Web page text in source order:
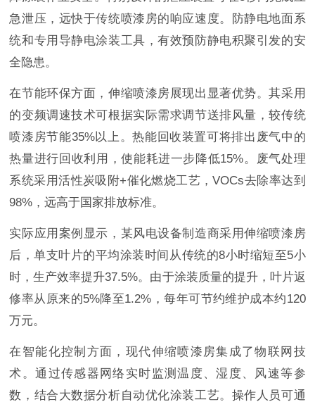
急泄压，远快于传统喷漆房的响应速度。防静电地面系
统和专用导静电涂装工具，有效预防静电积聚引发的安
全隐患。
在节能环保方面，伸缩喷漆房展现出显著优势。其采用
的变频调速技术可根据实际需求调节送排风量，较传统
喷漆房节能35%以上。热能回收装置可将排出废气中的
热量进行回收利用，使能耗进一步降低15%。废气处理
系统采用活性炭吸附+催化燃烧工艺，VOCs去除率达到
98%，远高于国家排放标准。
实际应用案例显示，某风电设备制造商采用伸缩喷漆房
后，单支叶片的平均涂装时间从传统的8小时缩短至5小
时，生产效率提升37.5%。由于涂装质量的提升，叶片返
修率从原来的5%降至1.2%，每年可节约维护成本约120
万元。
在智能化控制方面，现代伸缩喷漆房集成了物联网技
术。通过传感器网络实时监测温度、湿度、风速等参
数，结合大数据分析自动优化涂装工艺。操作人员可通